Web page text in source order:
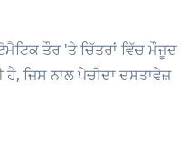
ਤੌਰ 'ਤੇ ਚਿੱਤਰਾਂ ਵਿੱਚ ਮੌਜੂਦ
ਜਿਸ ਨਾਲ ਪੇਚੀਦਾ ਦਸਤਾਵੇਜ਼